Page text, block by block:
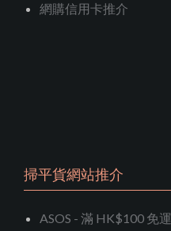
網購信用卡推介
掃平貨網站推介
ASOS - 滿 HK$100 免運